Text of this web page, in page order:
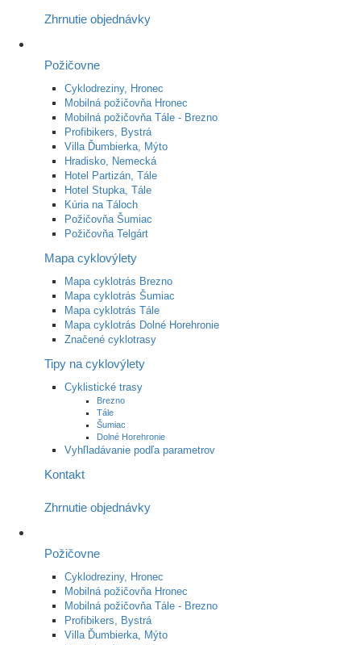
Zhrnutie objednávky
Požičovne
Cyklodreziny, Hronec
Mobilná požičovňa Hronec
Mobilná požičovňa Tále - Brezno
Profibikers, Bystrá
Villa Ďumbierka, Mýto
Hradisko, Nemecká
Hotel Partizán, Tále
Hotel Stupka, Tále
Kúria na Táloch
Požičovňa Šumiac
Požičovňa Telgárt
Mapa cyklovýlety
Mapa cyklotrás Brezno
Mapa cyklotrás Šumiac
Mapa cyklotrás Tále
Mapa cyklotrás Dolné Horehronie
Značené cyklotrasy
Tipy na cyklovýlety
Cyklistické trasy
Brezno
Tále
Šumiac
Dolné Horehronie
Vyhľladávanie podľa parametrov
Kontakt
Zhrnutie objednávky
Požičovne
Cyklodreziny, Hronec
Mobilná požičovňa Hronec
Mobilná požičovňa Tále - Brezno
Profibikers, Bystrá
Villa Ďumbierka, Mýto